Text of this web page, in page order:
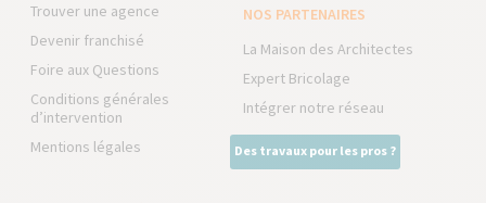
Trouver une agence
Devenir franchisé
Foire aux Questions
Conditions générales
d’intervention
Mentions légales
NOS PARTENAIRES
La Maison des Architectes
Expert Bricolage
Intégrer notre réseau
Des travaux pour les pros ?